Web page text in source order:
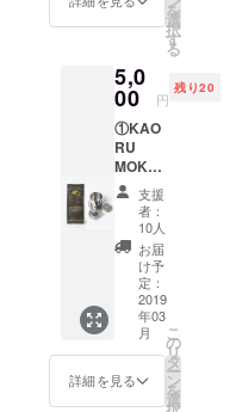
ネス構築を
国。大学院
で学んだグ
ローバル経
営戦略を活
かし、ベト
ナムの友人
と共にコー
ヒー農園管
ヒー豆の栽
培から収
商品化の一
珈琲か
らのお
※豆の状
態をご
希望の
場合は
対応致
します
のでご
連絡く
ださ
い。
を
選
択
す
る
5,0
00 円
残り20
①KAO
RU
MOKA
グラウ
ンド
（挽い
た後の
粉）
200gを
1パッ
ク。 ②
日の出
農園／
日の出
珈琲か
支援
者：
10人
お届
け予
定：
2019
年03
月
詳細を見る
こ
の
リ
タ
ー
ン
を
選